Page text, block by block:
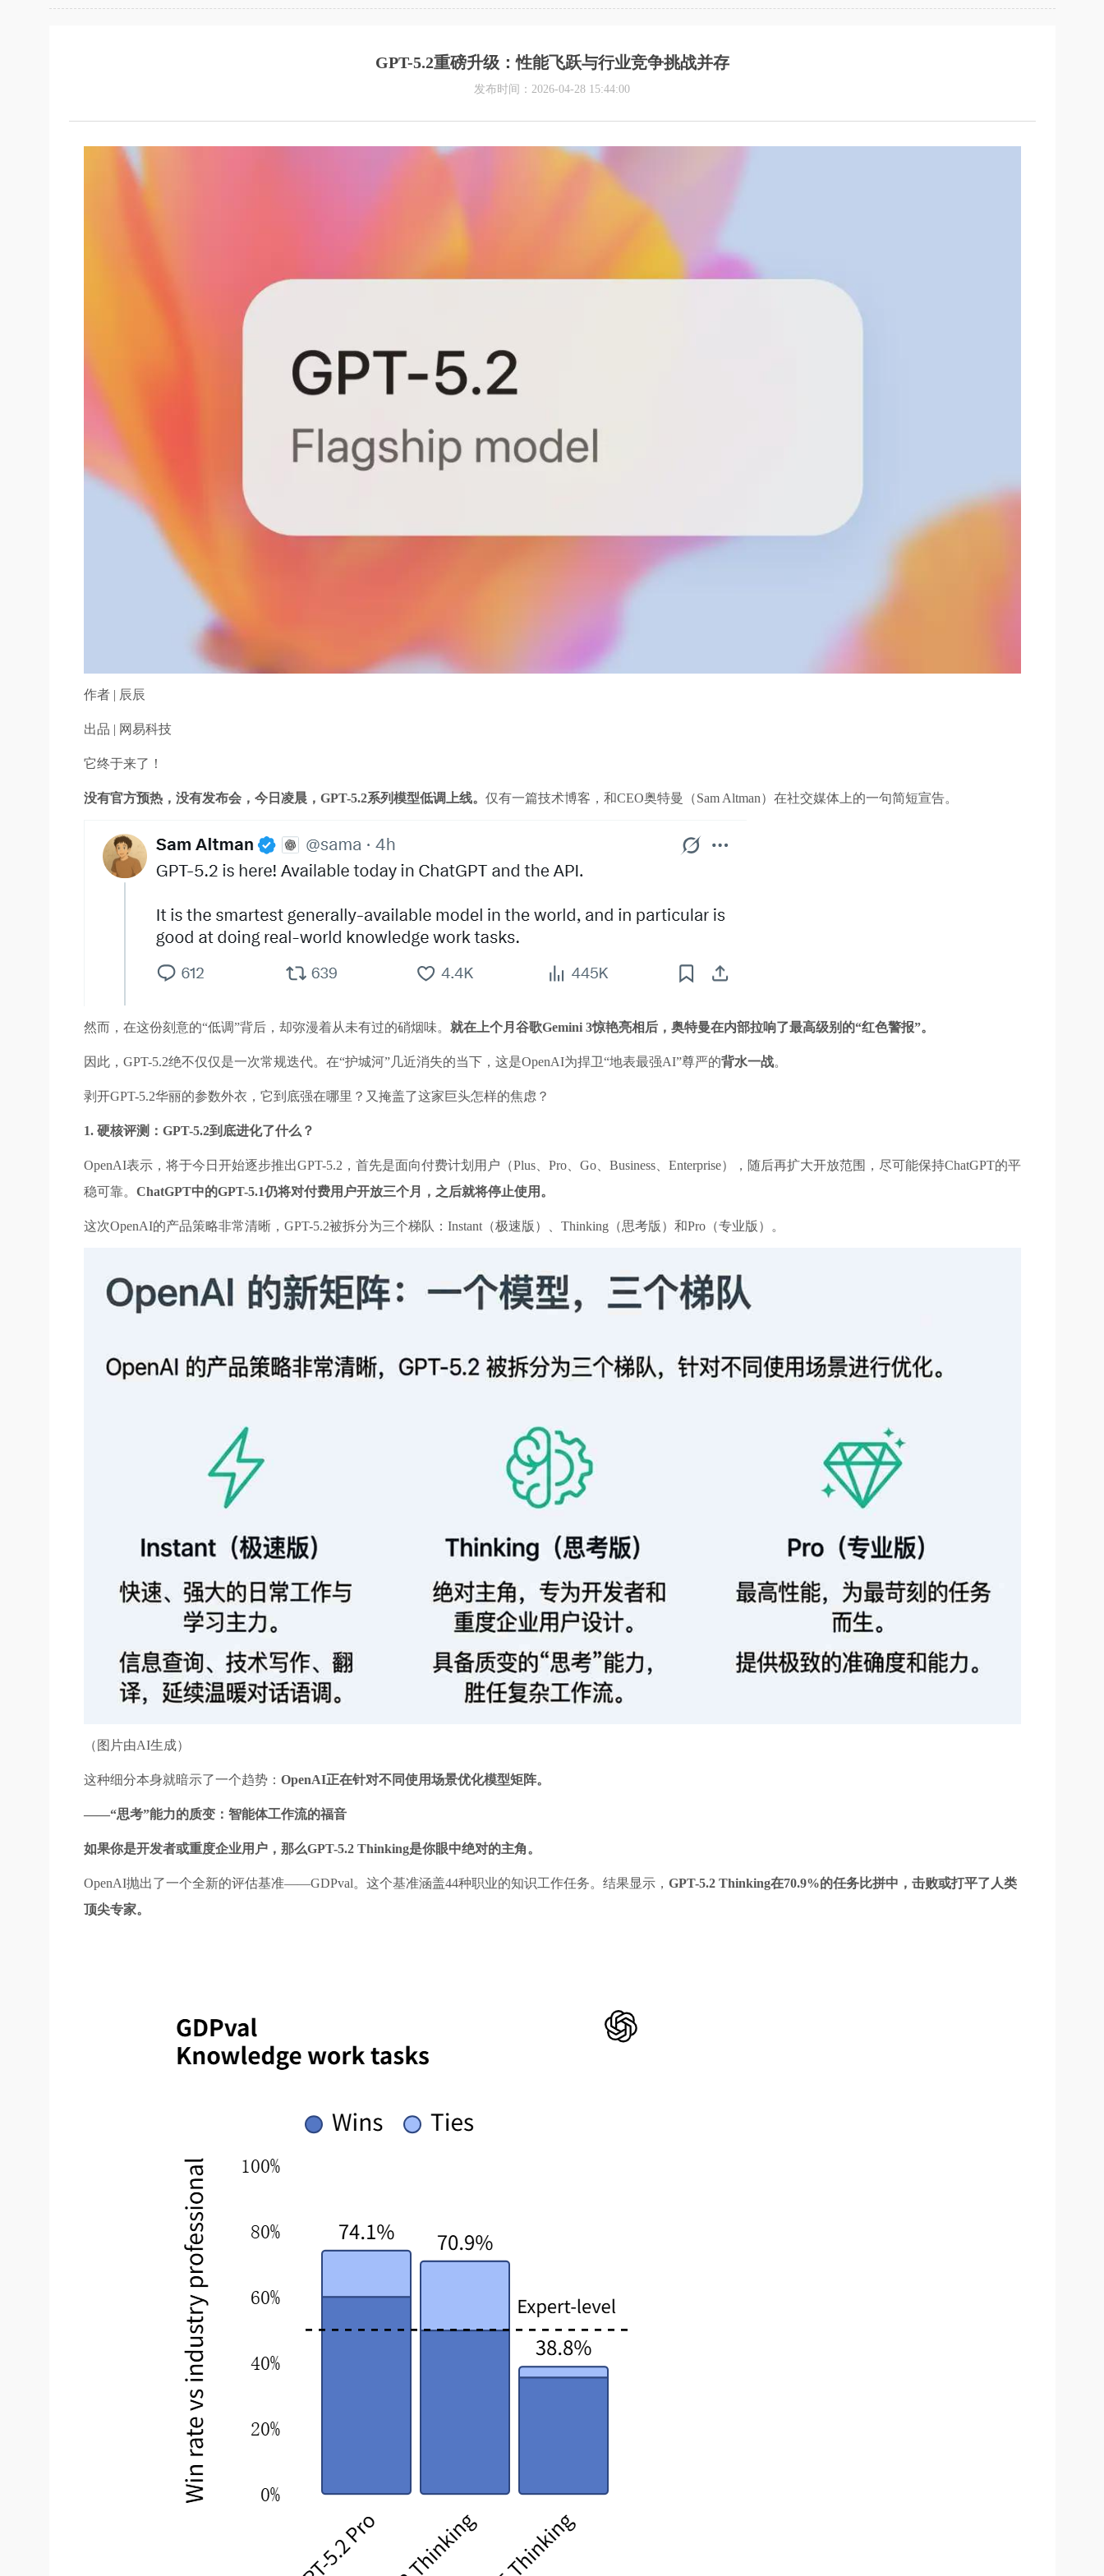
GPT-5.2重磅升级：性能飞跃与行业竞争挑战并存
发布时间：2026-04-28 15:44:00
作者 | 辰辰
出品 | 网易科技
它终于来了！
没有官方预热，没有发布会，今日凌晨，GPT-5.2系列模型低调上线。 仅有一篇技术博客，和CEO奥特曼（Sam Altman）在社交媒体上的一句简短宣告。
然而，在这份刻意的“低调”背后，却弥漫着从未有过的硝烟味。 就在上个月谷歌Gemini 3惊艳亮相后，奥特曼在内部拉响了最高级别的“红色警报”。
因此，GPT-5.2绝不仅仅是一次常规迭代。在“护城河”几近消失的当下，这是OpenAI为捍卫“地表最强AI”尊严的背水一战。
剥开GPT-5.2华丽的参数外衣，它到底强在哪里？又掩盖了这家巨头怎样的焦虑？
1. 硬核评测：GPT-5.2到底进化了什么？
OpenAI表示，将于今日开始逐步推出GPT-5.2，首先是面向付费计划用户（Plus、Pro、Go、Business、Enterprise），随后再扩大开放范围，尽可能保持ChatGPT的平
稳可靠。 ChatGPT中的GPT-5.1仍将对付费用户开放三个月，之后就将停止使用。
这次OpenAI的产品策略非常清晰，GPT-5.2被拆分为三个梯队：Instant（极速版）、Thinking（思考版）和Pro（专业版）。
（图片由AI生成）
这种细分本身就暗示了一个趋势： OpenAI正在针对不同使用场景优化模型矩阵。
——“思考”能力的质变：智能体工作流的福音
如果你是开发者或重度企业用户，那么GPT-5.2 Thinking是你眼中绝对的主角。
OpenAI抛出了一个全新的评估基准——GDPval。这个基准涵盖44种职业的知识工作任务。结果显示， GPT-5.2 Thinking在70.9%的任务比拼中，击败或打平了人类
顶尖专家。